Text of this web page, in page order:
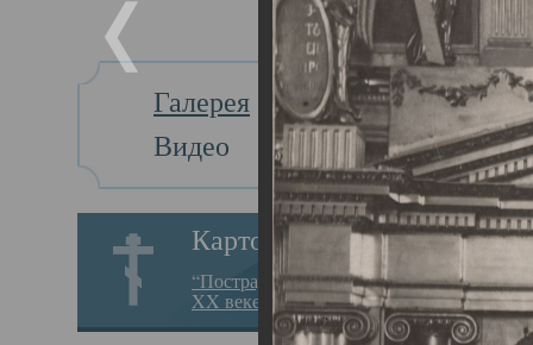
Галерея
Видео
Картотека
“Пострадавшие за веру в
XX веке на Севере”
Главная